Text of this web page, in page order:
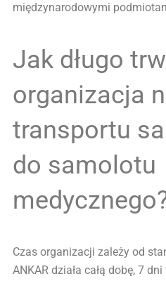
międzynarodowymi
Jak długo
organizacja
transportu
do samolotu
Czas organizacji zależy od
ANKAR działa całą dobę, 7